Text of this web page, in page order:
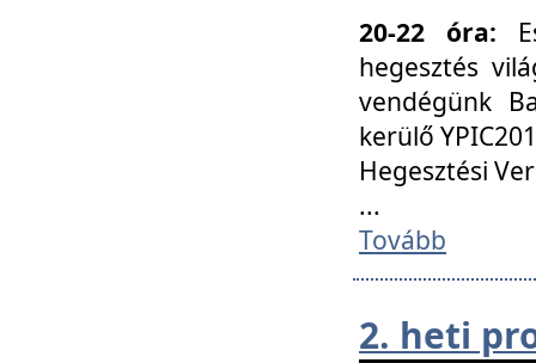
20-22 óra:
hegesztés
vendégünk
kerülő
Hegesztési
...
Tovább
2. heti